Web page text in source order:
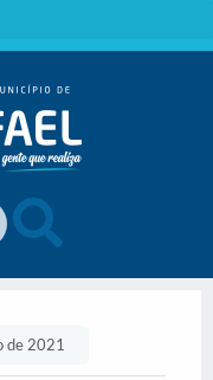
de 2021